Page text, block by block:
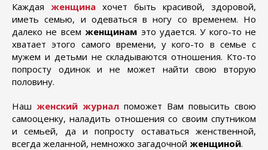
Каждая женщина хочет быть красивой, здоровой,
иметь семью, и одеваться в ногу со временем. Но
далеко не всемженщинам это удается. У кого-то не
хватает этого самого времени, у кого-то в семье с
мужем и детьми не складываются отношения. Кто-то
попросту одинок и не может найти свою вторую
половину.
Наш женский журнал поможет Вам повысить свою
самооценку, наладить отношения со своим спутником
и семьей, да и попросту оставаться женственной,
всегда желанной, немножко загадочной женщиной.